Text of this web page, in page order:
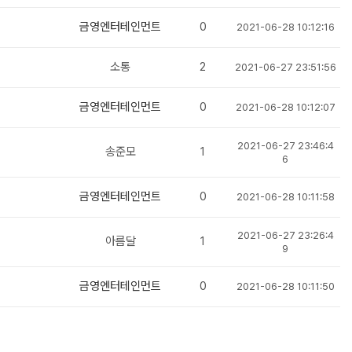
금영엔터테인먼트 0 2021-06-28 10:12:16
소통 2 2021-06-27 23:51:56
금영엔터테인먼트 0 2021-06-28 10:12:07
송준모 1
2021-06-27 23:46:4
6
금영엔터테인먼트 0 2021-06-28 10:11:58
아름달 1
2021-06-27 23:26:4
9
금영엔터테인먼트 0 2021-06-28 10:11:50